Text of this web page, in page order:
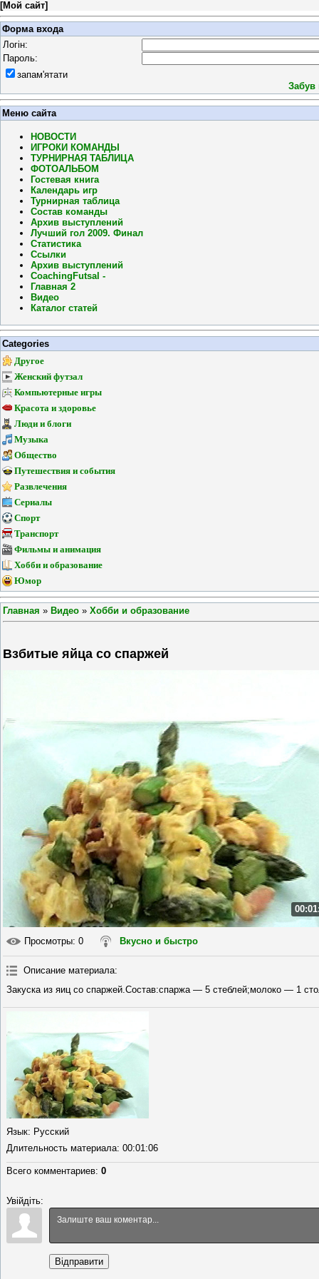
[Мой сайт]
Форма входа
Логін:
Пароль:
запам'ятати
Забув
Меню сайта
НОВОСТИ
ИГРОКИ КОМАНДЫ
ТУРНИРНАЯ ТАБЛИЦА
ФОТОАЛЬБОМ
Гостевая книга
Календарь игр
Турнирная таблица
Состав команды
Архив выступлений
Лучший гол 2009. Финал
Статистика
Ссылки
Архив выступлений
CoachingFutsal -
Главная 2
Видео
Каталог статей
Categories
Другое
Женский футзал
Компьютерные игры
Красота и здоровье
Люди и блоги
Музыка
Общество
Путешествия и события
Развлечения
Сериалы
Спорт
Транспорт
Фильмы и анимация
Хобби и образование
Юмор
Главная » Видео » Хобби и образование
Взбитые яйца со спаржей
Просмотры: 0 Вкусно и быстро
Описание материала:
Закуска из яиц со спаржей.Состав:спаржа — 5 стеблей;молоко — 1
Язык: Русский
Длительность материала: 00:01:06
Всего комментариев: 0
Увійдіть:
Відправити